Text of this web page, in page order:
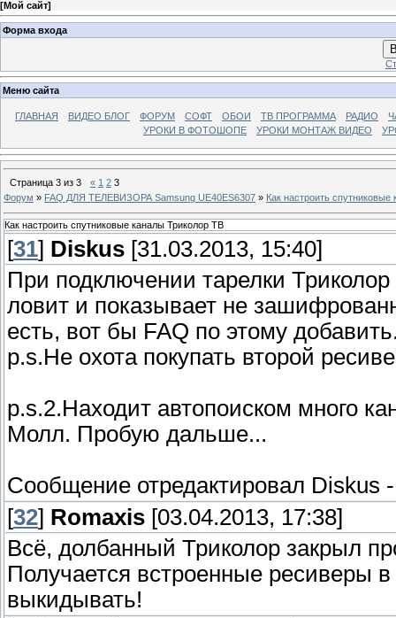
[Мой сайт]
Форма входа
Меню сайта
ГЛАВНАЯ ВИДЕО БЛОГ ФОРУМ СОФТ ОБОИ ТВ ПРОГРАММА РАДИО
УРОКИ В ФОТОШОПЕ
УРОКИ МОНТАЖ ВИДЕО
Страница 3 из 3 « 1 2 3
Форум » FAQ ДЛЯ ТЕЛЕВИЗОРА Samsung UE40ES6307 » Как настроить
Как настроить спутниковые каналы Триколор ТВ
[31] Diskus [31.03.2013, 15:40]
При подключении тарелки
ловит и показывает не
есть, вот бы FAQ по этому
p.s.Не охота покупать второй
p.s.2.Находит автопоиском много
Молл. Пробую дальше...
Сообщение отредактировал Diskus
[32] Romaxis [03.04.2013, 17:38]
Всё, долбанный Триколор закрыл
Получается встроенные ресиверы
выкидывать!